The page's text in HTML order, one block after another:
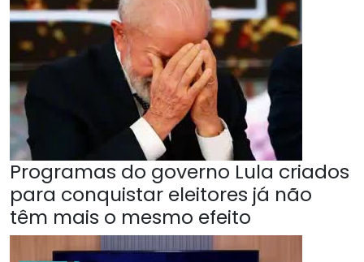
Programas do governo Lula criados
para conquistar eleitores já não
têm mais o mesmo efeito